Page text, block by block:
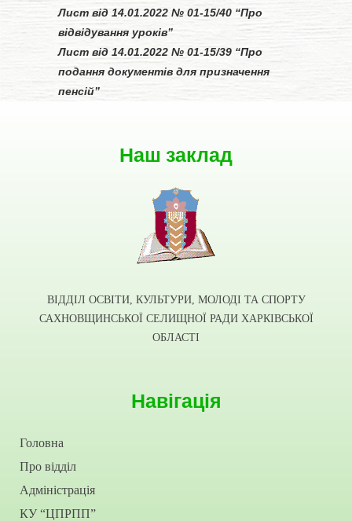
Лист від 14.01.2022 № 01-15/40 “Про
відвідування уроків”
Лист від 14.01.2022 № 01-15/39 “Про
подання документів для призначення
пенсій”
Наш заклад
ВІДДІЛ ОСВІТИ, КУЛЬТУРИ, МОЛОДІ ТА СПОРТУ
САХНОВЩИНСЬКОЇ СЕЛИЩНОЇ РАДИ ХАРКІВСЬКОЇ
ОБЛАСТІ
Навігація
Головна
Про відділ
Адміністрація
КУ “ЦПРПП”